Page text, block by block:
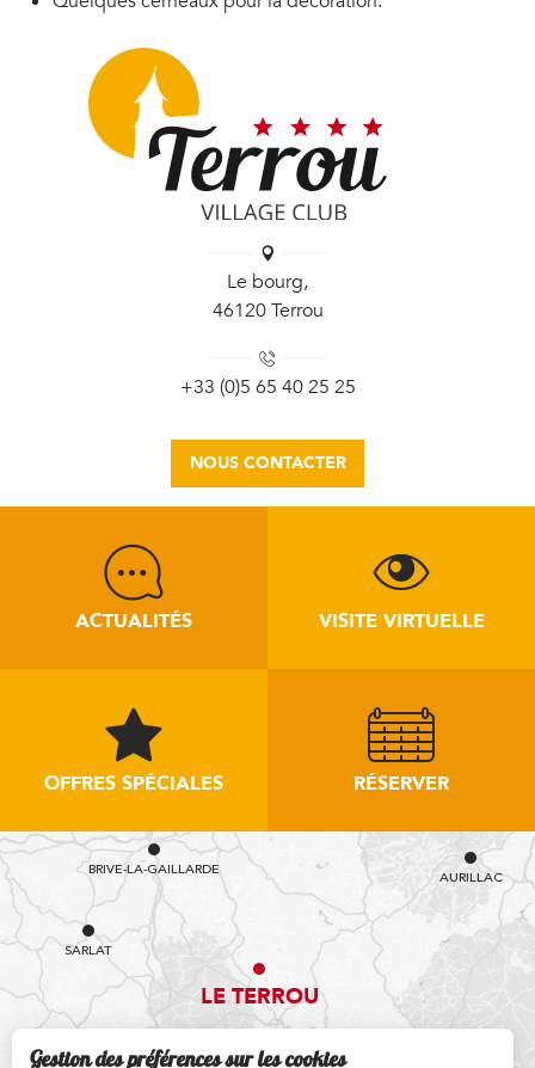
Le bourg,
46120 Terrou
+33 (0)5 65 40 25 25
NOUS CONTACTER
ACTUALITÉS VISITE VIRTUELLE
OFFRES SPÉCIALES RÉSERVER
BRIVE-LA-GAILLARDE
AURILLAC
LE TERROU
SARLAT
Gestion des préférences sur les cookies